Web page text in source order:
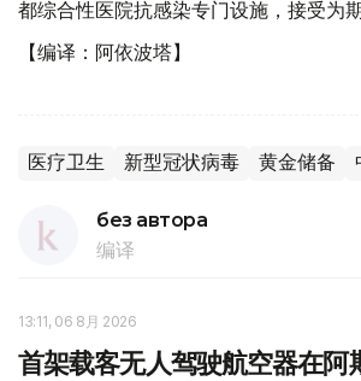
都综合性医院抗感染专门设施，接受为
【编译：阿依波塔】
医疗卫生 新型冠状病毒 黄金储备
без автора
编译
13:11, 06 8月 2026
首架载客无人驾驶航空器在阿